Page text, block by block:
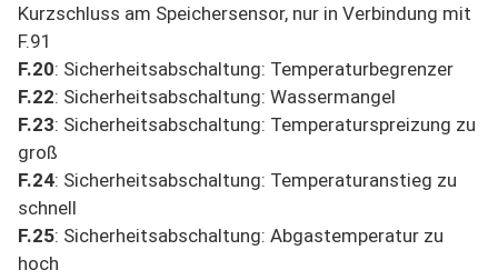
Kurzschluss am Speichersensor, nur in Verbindung mit
F.91
F.20: Sicherheitsabschaltung: Temperaturbegrenzer
F.22: Sicherheitsabschaltung: Wassermangel
F.23: Sicherheitsabschaltung: Temperaturspreizung zu
groß
F.24: Sicherheitsabschaltung: Temperaturanstieg zu
schnell
F.25: Sicherheitsabschaltung: Abgastemperatur zu
hoch